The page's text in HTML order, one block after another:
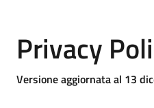
Privacy
Versione aggiornata al 13